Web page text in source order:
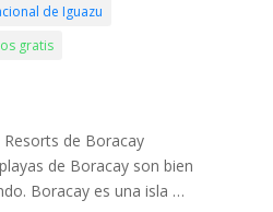
de Iguazu
gratis
de Boracay
de Boracay son bien
Boracay es una isla …